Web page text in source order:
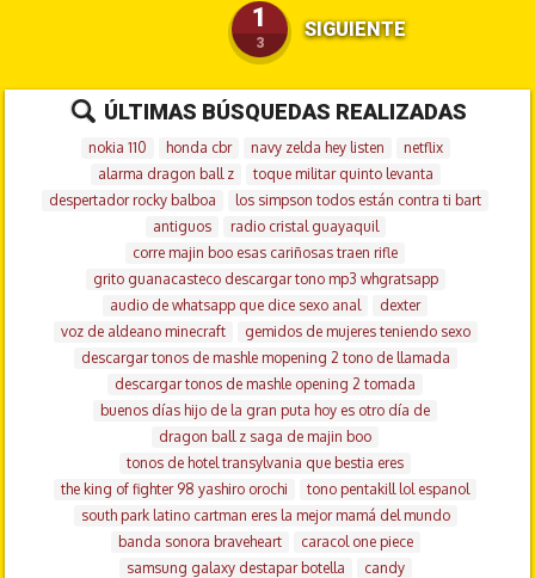
1
3
SIGUIENTE
ÚLTIMAS BÚSQUEDAS REALIZADAS
nokia 110 honda cbr navy zelda hey listen
netflix
alarma dragon ball z
toque militar quinto levanta
despertador rocky balboa
los simpson todos están contra ti bart
antiguos
radio cristal guayaquil
corre majin boo esas cariñosas traen rifle
grito guanacasteco descargar tono mp3 whgratsapp
audio de whatsapp que dice sexo anal
dexter
voz de aldeano minecraft
gemidos de mujeres teniendo sexo
descargar tonos de mashle mopening 2 tono de llamada
descargar tonos de mashle opening 2 tomada
buenos días hijo de la gran puta hoy es otro día de
dragon ball z saga de majin boo
tonos de hotel transylvania que bestia eres
the king of fighter 98 yashiro orochi
tono pentakill lol espanol
south park latino cartman eres la mejor mamá del mundo
banda sonora braveheart
caracol one piece
samsung galaxy destapar botella
candy